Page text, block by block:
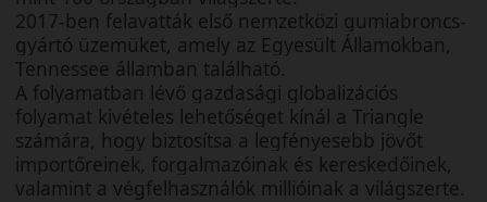
2017-ben felavatták első nemzetközi gumiabroncs-
gyártó üzemüket, amely az Egyesült Államokban,
Tennessee államban található.
A folyamatban lévő gazdasági globalizációs
folyamat kivételes lehetőséget kínál a Triangle
számára, hogy biztosítsa a legfényesebb jövőt
importőreinek, forgalmazóinak és kereskedőinek,
valamint a végfelhasználók millióinak a világszerte.